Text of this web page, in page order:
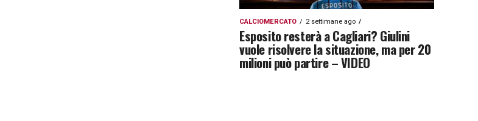
CALCIOMERCATO 2 settimane ago
Esposito resterà a Cagliari? Giulini
vuole risolvere la situazione, ma per 20
milioni può partire – VIDEO